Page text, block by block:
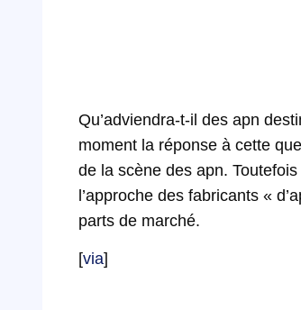
Qu’adviendra-t-il des apn
moment la réponse à cette
de la scène des apn.
l’approche des fabricants «
parts de marché.
[via]